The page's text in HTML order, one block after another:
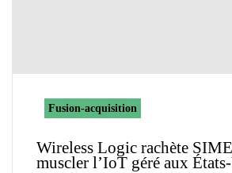
Fusion-acquisition
Wireless Logic rachète
muscler l’IoT géré aux